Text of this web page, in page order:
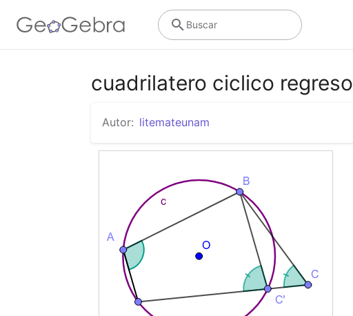
Buscar
cuadrilatero ciclico regreso
Autor: litemateunam